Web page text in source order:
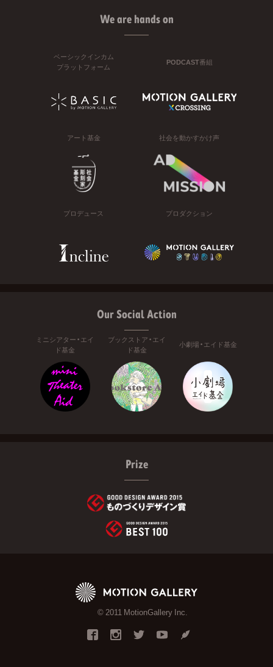
We are hands on
ベーシックインカム
プラットフォーム
PODCAST番組
アート基金 社会を動かすかけ声
プロデュース プロダクション
Our Social Action
ミニシアター・エイ
ド基金
ブックストア・エイ
ド基金
小劇場・エイド基金
Prize
© 2011 MotionGallery Inc.